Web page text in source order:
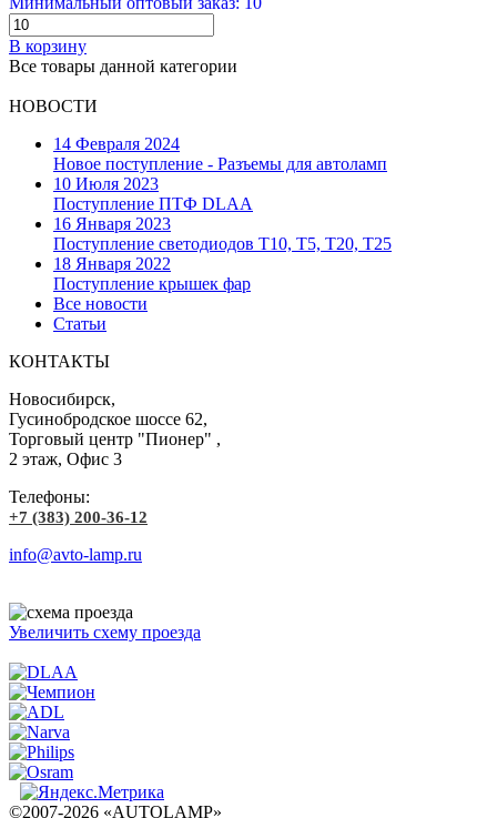
В корзину
Все товары данной категории
НОВОСТИ
14 Февраля 2024
Новое поступление - Разъемы для автоламп
10 Июля 2023
Поступление ПТФ DLAA
16 Января 2023
Поступление светодиодов T10, T5, T20, T25
18 Января 2022
Поступление крышек фар
Все новости
Статьи
КОНТАКТЫ
Новосибирск,
Гусинобродское шоссе 62,
Торговый центр "Пионер" ,
2 этаж, Офис 3
Телефоны:
+7 (383) 200-36-12
info@avto-lamp.ru
Увеличить схему проезда
©2007-2026 «AUTOLAMP»